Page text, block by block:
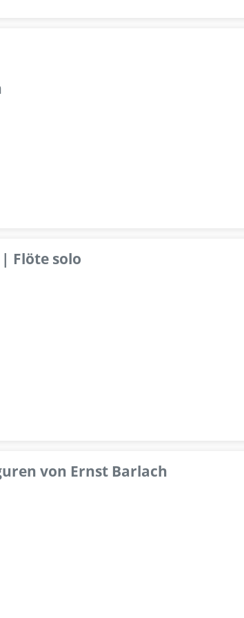
Flöte solo
von Ernst Barlach